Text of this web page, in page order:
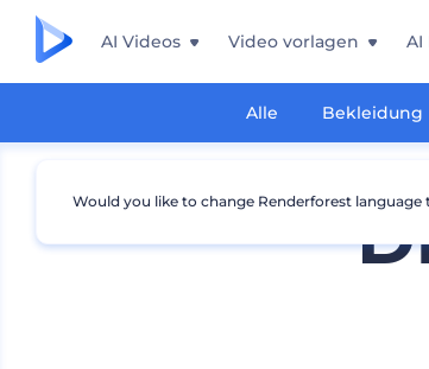
AI Videos Video vorlagen AI
Alle Bekleidung
Would you like to change Renderforest language